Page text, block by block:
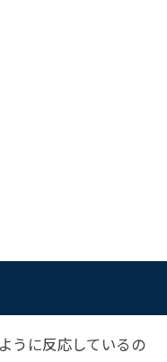
うに反応しているの